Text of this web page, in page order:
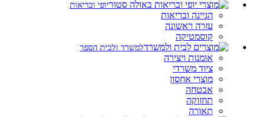
יופי ובריאות
הגיינה ובריאות
עזרה ראשונה
קוסמטיקה
למשרד ולבית הספר
אומנות ויצירה
ציוד משרדי
מוצרי אחסון
אבטחה
תחזוקה
תאורה